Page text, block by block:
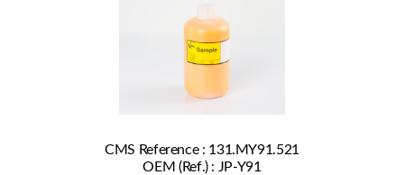
CMS Reference : 131.MY91.521
OEM (Ref.) : JP-Y91